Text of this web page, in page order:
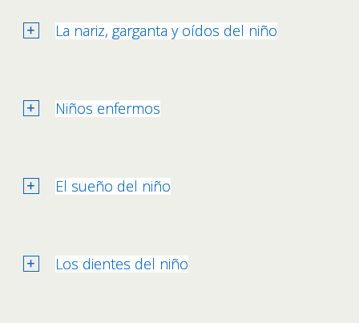
La nariz, garganta y oídos del niño
Niños enfermos
El sueño del niño
Los dientes del niño